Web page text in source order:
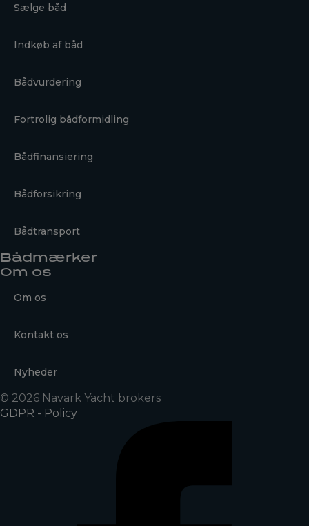
Sælge båd
Indkøb af båd
Bådvurdering
Fortrolig bådformidling
Bådfinansiering
Bådforsikring
Bådtransport
Bådmærker
Om os
Om os
Kontakt os
Nyheder
© 2026 Navark Yacht brokers
GDPR - Policy